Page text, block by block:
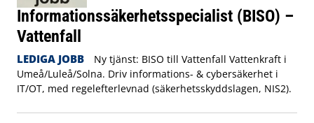
Informationssäkerhetsspecialist (BISO) –
Vattenfall
LEDIGA JOBB
Ny tjänst: BISO till Vattenfall Vattenkraft i
Umeå/Luleå/Solna. Driv informations- & cybersäkerhet i
IT/OT, med regelefterlevnad (säkerhetsskyddslagen, NIS2).